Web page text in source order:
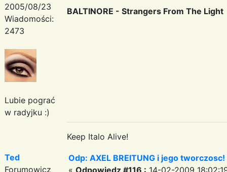
2005/08/23
Wiadomości:
2473
Lubie pograć
w radyjku :)
BALTINORE - Strangers From The Light
Keep Italo Alive!
Ted
Forumowicz
Odp: AXEL BREITUNG i jego
« Odpowiedz #116 : 14-02-2009